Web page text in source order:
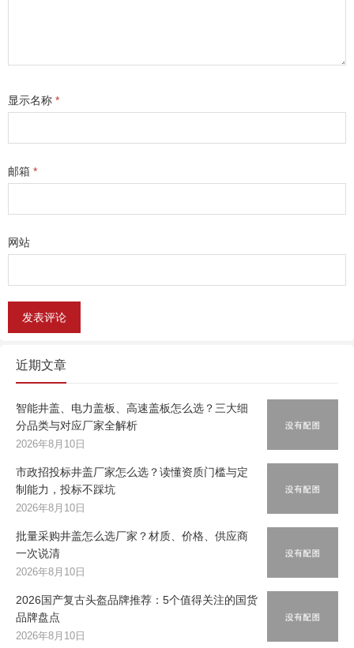
显示名称 *
邮箱 *
网站
近期文章
智能井盖、电力盖板、高速盖板怎么选？三大细
分品类与对应厂家全解析
2026年8月10日
市政招投标井盖厂家怎么选？读懂资质门槛与定
制能力，投标不踩坑
2026年8月10日
批量采购井盖怎么选厂家？材质、价格、供应商
一次说清
2026年8月10日
2026国产复古头盔品牌推荐：5个值得关注的国货
品牌盘点
2026年8月10日